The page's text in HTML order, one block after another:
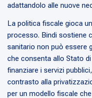
adattandolo alle nuove
La politica fiscale gioca
processo. Bindi sostiene
sanitario non può essere
che consenta allo Stato
finanziare i servizi
contrasto alla
per un modello fiscale